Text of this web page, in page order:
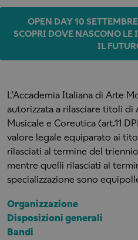
OPEN DAY 10
SCOPRI DOVE NASCONO LE
IL
L’Accademia Italiana di Arte
autorizzata a rilasciare titoli di
Musicale e Coreutica (art.11
valore legale equiparato ai
rilasciati al termine del
mentre quelli rilasciati al
specializzazione sono
Organizzazione
Disposizioni generali
Bandi